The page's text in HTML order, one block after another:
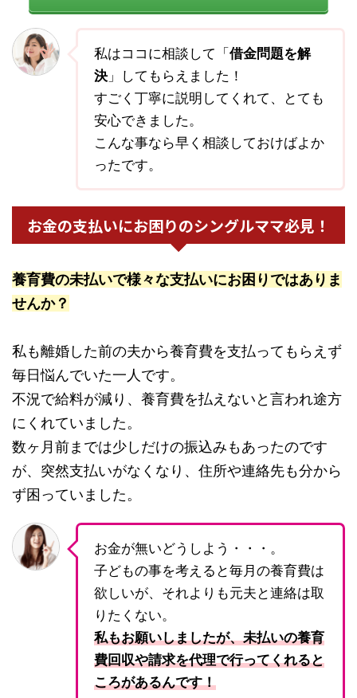
私はココに相談して「借金問題を解
決」してもらえました！
すごく丁寧に説明してくれて、とても
安心できました。
こんな事なら早く相談しておけばよか
ったです。
お金の支払いにお困りのシングルママ必見！
養育費の未払いで様々な支払いにお困りではありま
せんか？
私も離婚した前の夫から養育費を支払ってもらえず
毎日悩んでいた一人です。
不況で給料が減り、養育費を払えないと言われ途方
にくれていました。
数ヶ月前までは少しだけの振込みもあったのです
が、突然支払いがなくなり、住所や連絡先も分から
ず困っていました。
お金が無いどうしよう・・・。
子どもの事を考えると毎月の養育費は
欲しいが、それよりも元夫と連絡は取
りたくない。
私もお願いしましたが、未払いの養育
費回収や請求を代理で行ってくれると
ころがあるんです！